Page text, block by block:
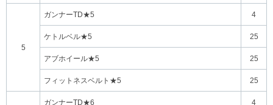
5
ガンナーTD★5 4
ケトルベル★5 25
アブホイール★5 25
フィットネスベルト★5 25
ガンナーTD★6 4